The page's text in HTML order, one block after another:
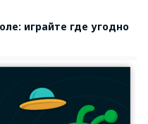
играйте где угодно